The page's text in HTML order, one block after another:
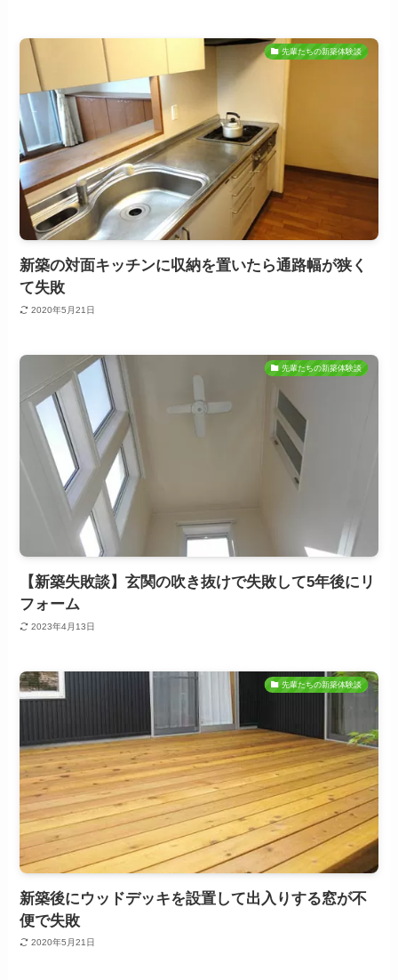
先輩たちの新築体験談
新築の対面キッチンに収納を置いたら通路幅が狭く
て失敗
2020年5月21日
先輩たちの新築体験談
【新築失敗談】玄関の吹き抜けで失敗して5年後にリ
フォーム
2023年4月13日
先輩たちの新築体験談
新築後にウッドデッキを設置して出入りする窓が不
便で失敗
2020年5月21日